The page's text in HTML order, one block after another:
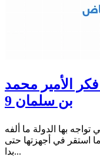
الأمير محمد
بن سلمان 9
بها الدولة ما ألفه
استقر في أجهزتها حتى
بدا...